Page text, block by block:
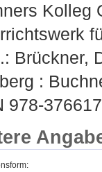
Kolleg
Brückner,
:
978-